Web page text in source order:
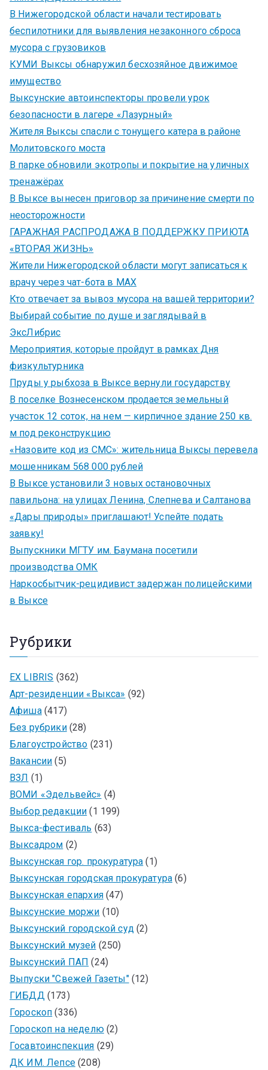
В Нижегородской области начали тестировать
беспилотники для выявления незаконного сброса
мусора с грузовиков
КУМИ Выксы обнаружил бесхозяйное движимое
имущество
Выксунские автоинспекторы провели урок
безопасности в лагере «Лазурный»
Жителя Выксы спасли с тонущего катера в районе
Молитовского моста
В парке обновили экотропы и покрытие на уличных
тренажёрах
В Выксе вынесен приговор за причинение смерти по
неосторожности
ГАРАЖНАЯ РАСПРОДАЖА В ПОДДЕРЖКУ ПРИЮТА
«ВТОРАЯ ЖИЗНЬ»
Жители Нижегородской области могут записаться к
врачу через чат-бота в MAX
Кто отвечает за вывоз мусора на вашей территории?
Выбирай событие по душе и заглядывай в
ЭксЛибрис
Мероприятия, которые пройдут в рамках Дня
физкультурника
Пруды у рыбхоза в Выксе вернули государству
В поселке Вознесенском продается земельный
участок 12 соток, на нем — кирпичное здание 250 кв.
м под реконструкцию
«Назовите код из СМС»: жительница Выксы перевела
мошенникам 568 000 рублей
В Выксе установили 3 новых остановочных
павильона: на улицах Ленина, Слепнева и Салтанова
«Дары природы» приглашают! Успейте подать
заявку!
Выпускники МГТУ им. Баумана посетили
производства ОМК
Наркосбытчик-рецидивист задержан полицейскими
в Выксе
Рубрики
EX LIBRIS (362)
Арт-резиденции «Выкса» (92)
Афиша(417)
Без рубрики(28)
Благоустройство (231)
Вакансии (5)
ВЗЛ (1)
ВОМИ «Эдельвейс» (4)
Выбор редакции (1 199)
Выкса-фестиваль (63)
Выксадром (2)
Выксунская гор. прокуратура (1)
Выксунская городская прокуратура (6)
Выксунская епархия(47)
Выксунские моржи (10)
Выксунский городской суд (2)
Выксунский музей (250)
Выксунский ПАП (24)
Выпуски "Свежей Газеты"(12)
ГИБДД (173)
Гороскоп (336)
Гороскоп на неделю(2)
Госавтоинспекция (29)
ДК ИМ. Лепсе(208)